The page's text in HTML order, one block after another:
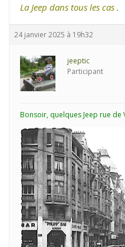
La Jeep dans tous les cas .
24 janvier 2025 à 19h32
jeeptic
Participant
Bonsoir, quelques Jeep rue de